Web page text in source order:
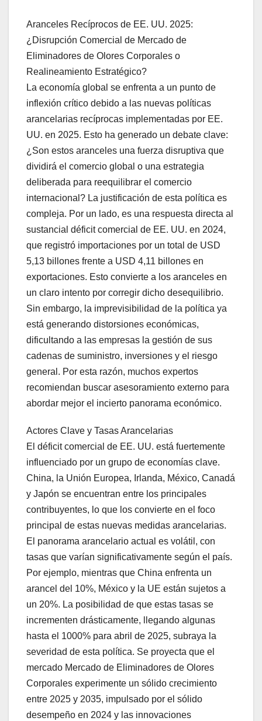
Aranceles Recíprocos de EE. UU. 2025:
¿Disrupción Comercial de Mercado de
Eliminadores de Olores Corporales o
Realineamiento Estratégico?
La economía global se enfrenta a un punto de
inflexión crítico debido a las nuevas políticas
arancelarias recíprocas implementadas por EE.
UU. en 2025. Esto ha generado un debate clave:
¿Son estos aranceles una fuerza disruptiva que
dividirá el comercio global o una estrategia
deliberada para reequilibrar el comercio
internacional? La justificación de esta política es
compleja. Por un lado, es una respuesta directa al
sustancial déficit comercial de EE. UU. en 2024,
que registró importaciones por un total de USD
5,13 billones frente a USD 4,11 billones en
exportaciones. Esto convierte a los aranceles en
un claro intento por corregir dicho desequilibrio.
Sin embargo, la imprevisibilidad de la política ya
está generando distorsiones económicas,
dificultando a las empresas la gestión de sus
cadenas de suministro, inversiones y el riesgo
general. Por esta razón, muchos expertos
recomiendan buscar asesoramiento externo para
abordar mejor el incierto panorama económico.
Actores Clave y Tasas Arancelarias
El déficit comercial de EE. UU. está fuertemente
influenciado por un grupo de economías clave.
China, la Unión Europea, Irlanda, México, Canadá
y Japón se encuentran entre los principales
contribuyentes, lo que los convierte en el foco
principal de estas nuevas medidas arancelarias.
El panorama arancelario actual es volátil, con
tasas que varían significativamente según el país.
Por ejemplo, mientras que China enfrenta un
arancel del 10%, México y la UE están sujetos a
un 20%. La posibilidad de que estas tasas se
incrementen drásticamente, llegando algunas
hasta el 1000% para abril de 2025, subraya la
severidad de esta política. Se proyecta que el
mercado Mercado de Eliminadores de Olores
Corporales experimente un sólido crecimiento
entre 2025 y 2035, impulsado por el sólido
desempeño en 2024 y las innovaciones